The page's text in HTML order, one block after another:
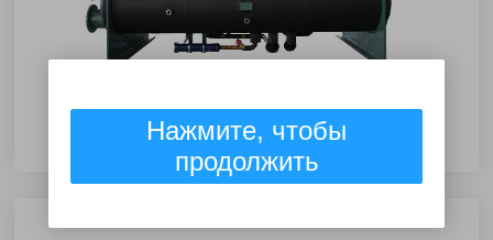
Чиллеры с винтовым компрессором, 200-2200 кВт
Нажмите, чтобы
продолжить